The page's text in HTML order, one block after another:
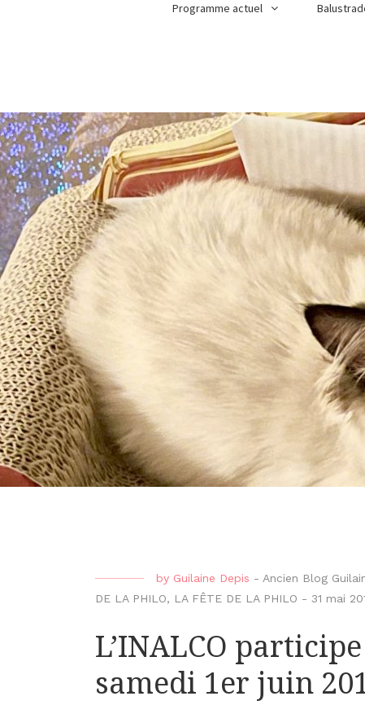
Programme actuel
by Guilaine Depis - Ancien Blog
DE LA PHILO, LA FÊTE DE LA PHILO - 31 mai
L’INALCO
samedi 1er juin